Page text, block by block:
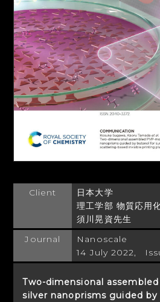
Client
日本大学
理工学部 物質応用
須川晃資先生
Journal
Nanoscale
14 July 2022,
Two-dimensional
silver nanoprisms guided